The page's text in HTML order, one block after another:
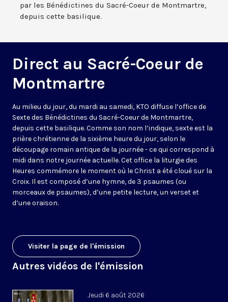
par les Bénédictines du Sacré-Coeur de Montmartre,
depuis cette basilique.
Direct au Sacré-Coeur de
Montmartre
Au milieu du jour, du mardi au samedi, KTO diffuse l’office de
Sexte des Bénédictines du Sacré-Coeur de Montmartre,
depuis cette basilique. Comme son nom l’indique, sexte est la
prière chrétienne de la sixième heure du jour, selon le
découpage romain antique de la journée - ce qui correspond à
midi dans notre journée actuelle. Cet office la liturgie des
Heures commémore le moment où le Christ a été cloué sur la
Croix. Il est composé d’une hymne, de 3 psaumes (ou
morceaux de psaumes), d’une petite lecture, un verset et
d’une oraison.
Visiter la page de l'émission
Autres vidéos de l'émission
Jeudi 6 août 2026